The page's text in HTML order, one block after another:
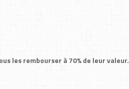
les rembourser à 70% de leur valeur.